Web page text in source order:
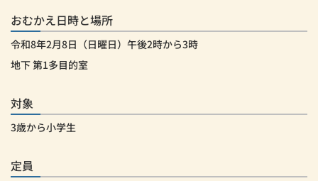
おむかえ日時と場所
令和8年2月8日（日曜日）午後2時から3時
地下 第1多目的室
対象
3歳から小学生
定員